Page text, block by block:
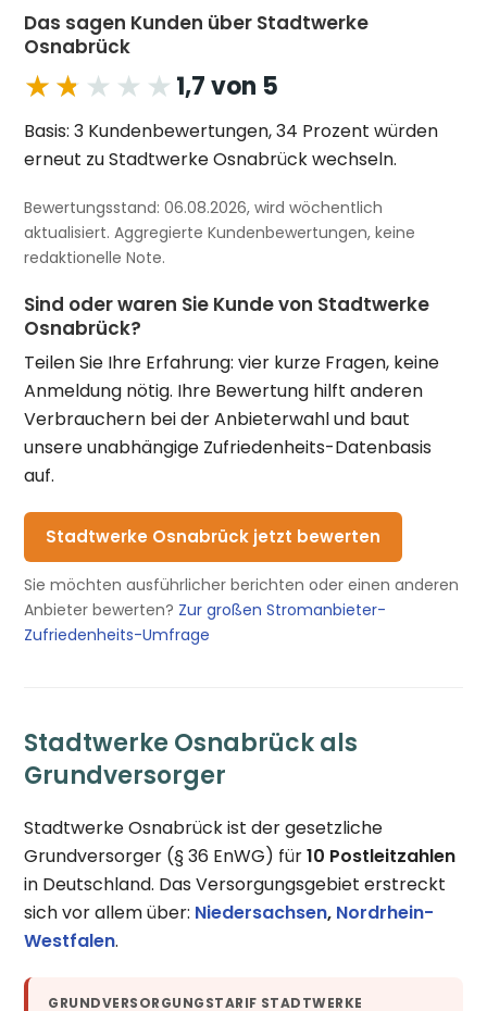
Das sagen Kunden über Stadtwerke
Osnabrück
★★★★★
★★★★★ 1,7 von 5
Basis: 3 Kundenbewertungen, 34 Prozent würden
erneut zu Stadtwerke Osnabrück wechseln.
Bewertungsstand: 06.08.2026, wird wöchentlich
aktualisiert. Aggregierte Kundenbewertungen, keine
redaktionelle Note.
Sind oder waren Sie Kunde von Stadtwerke
Osnabrück?
Teilen Sie Ihre Erfahrung: vier kurze Fragen, keine
Anmeldung nötig. Ihre Bewertung hilft anderen
Verbrauchern bei der Anbieterwahl und baut
unsere unabhängige Zufriedenheits-Datenbasis
auf.
Stadtwerke Osnabrück jetzt bewerten
Sie möchten ausführlicher berichten oder einen anderen
Anbieter bewerten? Zur großen Stromanbieter-
Zufriedenheits-Umfrage
Stadtwerke Osnabrück als
Grundversorger
Stadtwerke Osnabrück ist der gesetzliche
Grundversorger (§ 36 EnWG) für10 Postleitzahlen
in Deutschland. Das Versorgungsgebiet erstreckt
sich vor allem über: Niedersachsen, Nordrhein-
Westfalen.
GRUNDVERSORGUNGSTARIF STADTWERKE